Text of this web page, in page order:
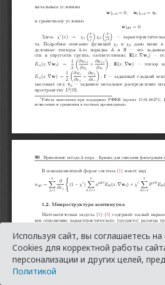
Используя сайт, вы соглашаетесь
Cookies для корректной работы
персонализации и других целей,
Политикой